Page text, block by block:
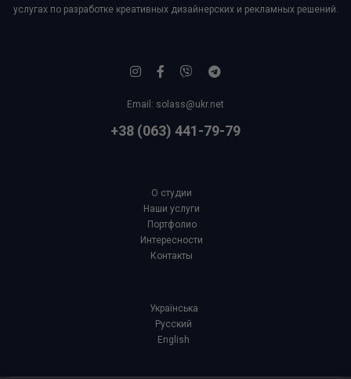
услугах по разработке креативных дизайнерских и рекламных решений.
Email: solass@ukr.net
+38 (063) 441-79-79
О студии
Наши услуги
Портфолио
Интересности
Контакты
Українська
Русский
English